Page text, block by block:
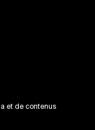
et de contenus